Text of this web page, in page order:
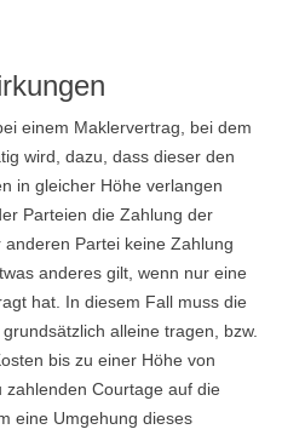
einem Maklervertrag, bei dem
wird, dazu, dass dieser den
in gleicher Höhe verlangen
Parteien die Zahlung der
Partei keine Zahlung
anderes gilt, wenn nur eine
hat. In diesem Fall muss die
alleine tragen, bzw.
bis zu einer Höhe von
Courtage auf die
eine Umgehung dieses